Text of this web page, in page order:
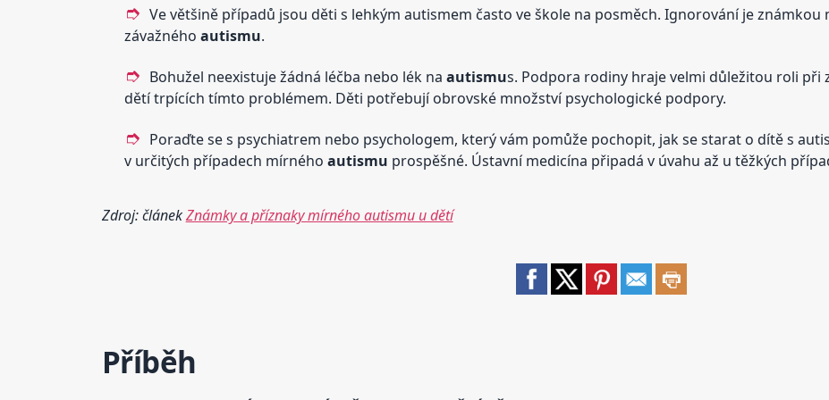
Ve většině případů jsou děti s lehkým autismem často ve škole na posměch. Ignorování je známkou
závažného autismu.
Bohužel neexistuje žádná léčba nebo lék na autismus. Podpora rodiny hraje velmi důležitou roli při
dětí trpících tímto problémem. Děti potřebují obrovské množství psychologické podpory.
Poraďte se s psychiatrem nebo psychologem, který vám pomůže pochopit, jak se starat o dítě s
v určitých případech mírného autismu prospěšné. Ústavní medicína připadá v úvahu až u těžkých
Zdroj: článekZnámky a příznaky mírného autismu u dětí
Příběh